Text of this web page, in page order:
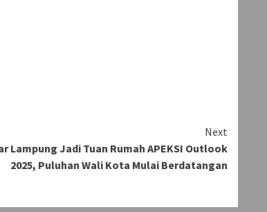
Next
Lampung Jadi Tuan Rumah APEKSI Outlook
2025, Puluhan Wali Kota Mulai Berdatangan